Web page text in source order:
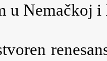
u Nemačkoj i